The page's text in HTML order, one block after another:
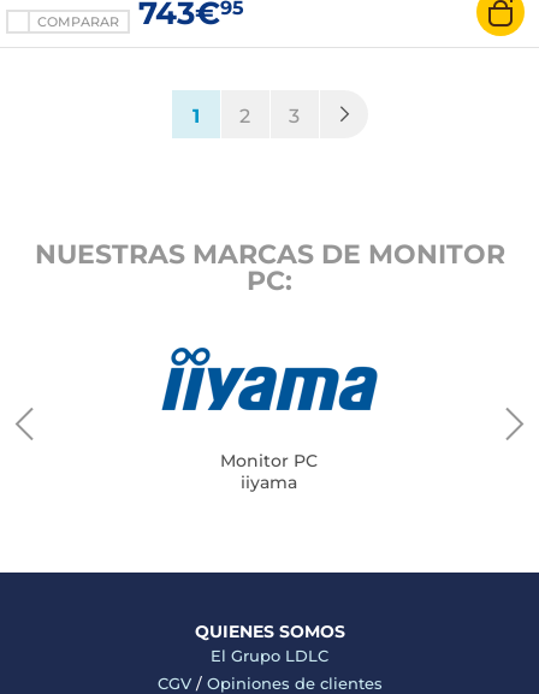
COMPARAR 743€95
1(current)
2 3
NUESTRAS MARCAS DE MONITOR
PC:
Monitor PC
iiyama
QUIENES SOMOS
El Grupo LDLC
CGV/ Opiniones de clientes